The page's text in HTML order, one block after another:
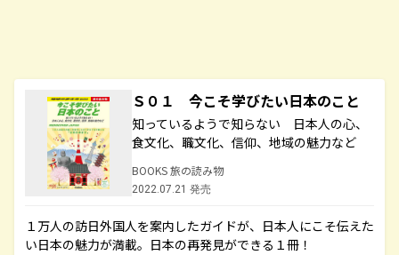
Ｓ０１ 今こそ学びたい日本のこと
知っているようで知らない 日本人の心、
食文化、職文化、信仰、地域の魅力など
BOOKS 旅の読み物
2022.07.21 発売
１万人の訪日外国人を案内したガイドが、日本人にこそ伝えた
い日本の魅力が満載。日本の再発見ができる１冊！